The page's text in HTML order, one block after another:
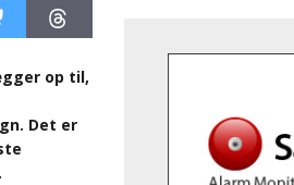
op til,
Det er